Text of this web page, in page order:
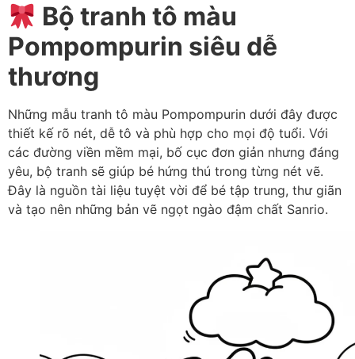
Bộ tranh tô màu
Pompompurin siêu dễ
thương
Những mẫu tranh tô màu Pompompurin dưới đây được
thiết kế rõ nét, dễ tô và phù hợp cho mọi độ tuổi. Với
các đường viền mềm mại, bố cục đơn giản nhưng đáng
yêu, bộ tranh sẽ giúp bé hứng thú trong từng nét vẽ.
Đây là nguồn tài liệu tuyệt vời để bé tập trung, thư giãn
và tạo nên những bản vẽ ngọt ngào đậm chất Sanrio.